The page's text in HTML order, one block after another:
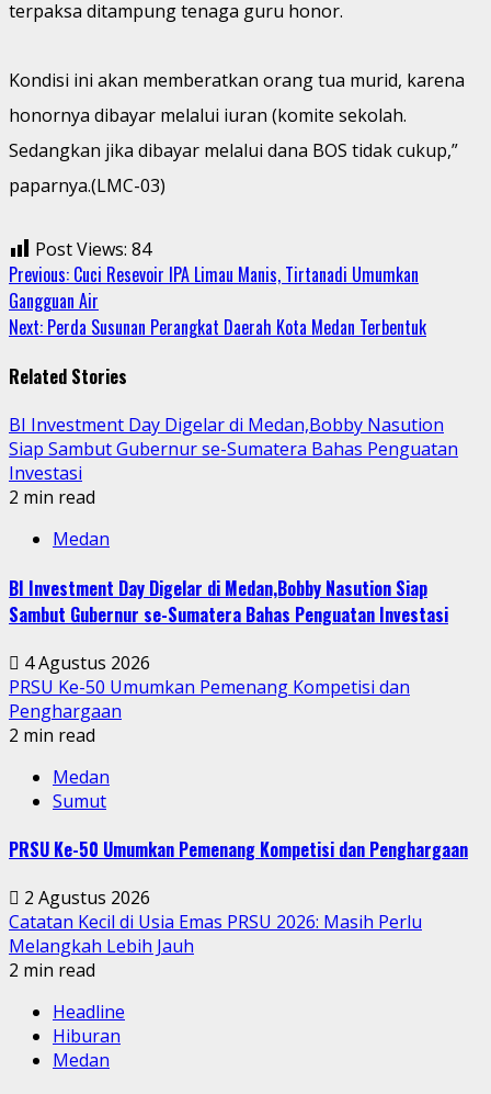
terpaksa ditampung tenaga guru honor.
Kondisi ini akan memberatkan orang tua murid, karena
honornya dibayar melalui iuran (komite sekolah.
Sedangkan jika dibayar melalui dana BOS tidak cukup,”
paparnya.(LMC-03)
Post Views: 84
Continue
Reading
Previous: Cuci Resevoir IPA Limau Manis, Tirtanadi Umumkan
Gangguan Air
Next: Perda Susunan Perangkat Daerah Kota Medan Terbentuk
Related Stories
BI Investment Day Digelar di Medan,Bobby Nasution
Siap Sambut Gubernur se-Sumatera Bahas Penguatan
Investasi
2 min read
Medan
BI Investment Day Digelar di Medan,Bobby Nasution Siap
Sambut Gubernur se-Sumatera Bahas Penguatan Investasi
4 Agustus 2026
PRSU Ke-50 Umumkan Pemenang Kompetisi dan
Penghargaan
2 min read
Medan
Sumut
PRSU Ke-50 Umumkan Pemenang Kompetisi dan Penghargaan
2 Agustus 2026
Catatan Kecil di Usia Emas PRSU 2026: Masih Perlu
Melangkah Lebih Jauh
2 min read
Headline
Hiburan
Medan